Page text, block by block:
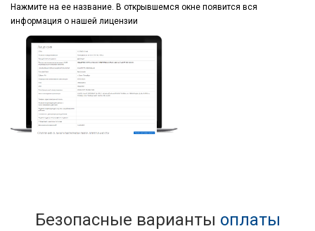
Нажмите на ее название. В открывшемся окне появится вся
информация о нашей лицензии
Безопасные варианты оплаты